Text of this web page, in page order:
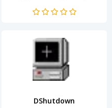
spełnieniu zdefiniowanych
DShutdown